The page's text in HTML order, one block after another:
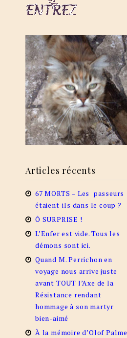
Articles récents
67 MORTS – Les passeurs
étaient-ils dans le coup ?
Ô SURPRISE !
L’Enfer est vide. Tous les
démons sont ici.
Quand M. Perrichon en
voyage nous arrive juste
avant TOUT l’Axe de la
Résistance rendant
hommage à son martyr
bien-aimé
À la mémoire d’Olof Palme